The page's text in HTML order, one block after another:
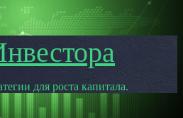
для роста капитала.